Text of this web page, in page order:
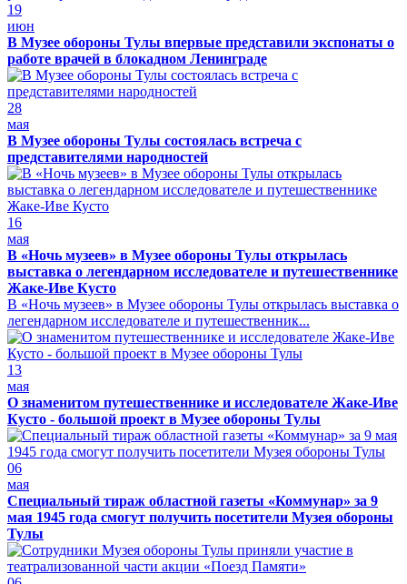
19
июн
В Музее обороны Тулы впервые представили экспонаты о
работе врачей в блокадном Ленинграде
28
мая
В Музее обороны Тулы состоялась встреча с
представителями народностей
16
мая
В «Ночь музеев» в Музее обороны Тулы открылась
выставка о легендарном исследователе и путешественнике
Жаке-Иве Кусто
В «Ночь музеев» в Музее обороны Тулы открылась выставка о
легендарном исследователе и путешественник...
13
мая
О знаменитом путешественнике и исследователе Жаке-Иве
Кусто - большой проект в Музее обороны Тулы
06
мая
Специальный тираж областной газеты «Коммунар» за 9
мая 1945 года смогут получить посетители Музея обороны
Тулы